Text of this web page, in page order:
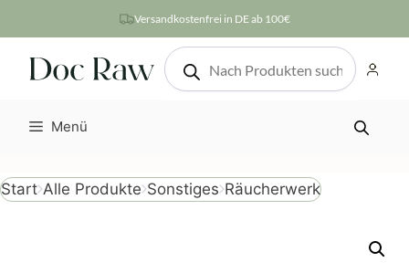
Inhalt
springen
Versandkostenfrei in DE ab 100€
Products
search
Menü
Start Alle Produkte Sonstiges Räucherwerk